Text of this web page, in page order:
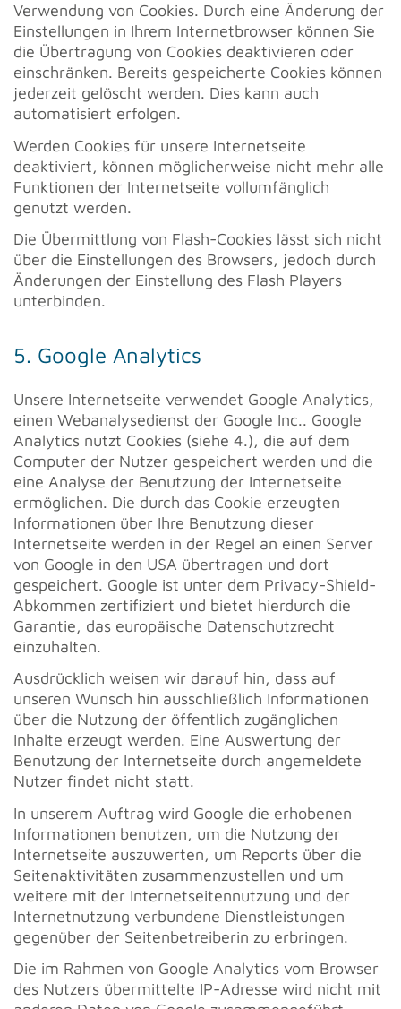
Verwendung von Cookies. Durch eine Änderung der
Einstellungen in Ihrem Internetbrowser können Sie
die Übertragung von Cookies deaktivieren oder
einschränken. Bereits gespeicherte Cookies können
jederzeit gelöscht werden. Dies kann auch
automatisiert erfolgen.
Werden Cookies für unsere Internetseite
deaktiviert, können möglicherweise nicht mehr alle
Funktionen der Internetseite vollumfänglich
genutzt werden.
Die Übermittlung von Flash-Cookies lässt sich nicht
über die Einstellungen des Browsers, jedoch durch
Änderungen der Einstellung des Flash Players
unterbinden.
5. Google Analytics
Unsere Internetseite verwendet Google Analytics,
einen Webanalysedienst der Google Inc.. Google
Analytics nutzt Cookies (siehe 4.), die auf dem
Computer der Nutzer gespeichert werden und die
eine Analyse der Benutzung der Internetseite
ermöglichen. Die durch das Cookie erzeugten
Informationen über Ihre Benutzung dieser
Internetseite werden in der Regel an einen Server
von Google in den USA übertragen und dort
gespeichert. Google ist unter dem Privacy-Shield-
Abkommen zertifiziert und bietet hierdurch die
Garantie, das europäische Datenschutzrecht
einzuhalten.
Ausdrücklich weisen wir darauf hin, dass auf
unseren Wunsch hin ausschließlich Informationen
über die Nutzung der öffentlich zugänglichen
Inhalte erzeugt werden. Eine Auswertung der
Benutzung der Internetseite durch angemeldete
Nutzer findet nicht statt.
In unserem Auftrag wird Google die erhobenen
Informationen benutzen, um die Nutzung der
Internetseite auszuwerten, um Reports über die
Seitenaktivitäten zusammenzustellen und um
weitere mit der Internetseitennutzung und der
Internetnutzung verbundene Dienstleistungen
gegenüber der Seitenbetreiberin zu erbringen.
Die im Rahmen von Google Analytics vom Browser
des Nutzers übermittelte IP-Adresse wird nicht mit